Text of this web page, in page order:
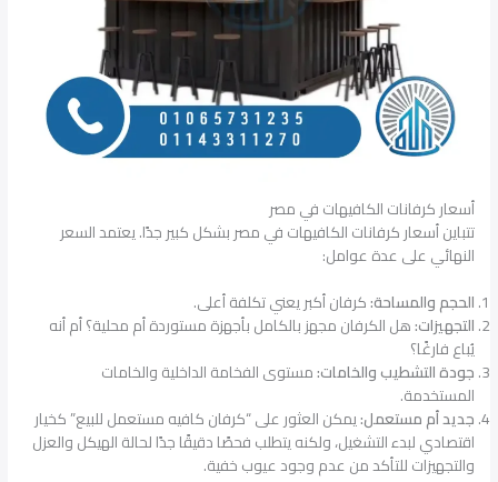
أسعار كرفانات الكافيهات في مصر
تتباين أسعار كرفانات الكافيهات في مصر بشكل كبير جدًا. يعتمد السعر
النهائي على عدة عوامل:
الحجم والمساحة:كرفان أكبر يعني تكلفة أعلى.
التجهيزات:هل الكرفان مجهز بالكامل بأجهزة مستوردة أم محلية؟ أم أنه
يُباع فارغًا؟
جودة التشطيب والخامات:مستوى الفخامة الداخلية والخامات
المستخدمة.
جديد أم مستعمل:يمكن العثور على “كرفان كافيه مستعمل للبيع” كخيار
اقتصادي لبدء التشغيل، ولكنه يتطلب فحصًا دقيقًا جدًا لحالة الهيكل والعزل
والتجهيزات للتأكد من عدم وجود عيوب خفية.